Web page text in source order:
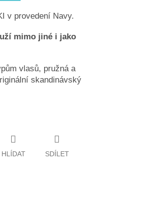
v provedení Navy.
mimo jiné i jako
vlasů, pružná a
skandinávský
HLÍDAT SDÍLET